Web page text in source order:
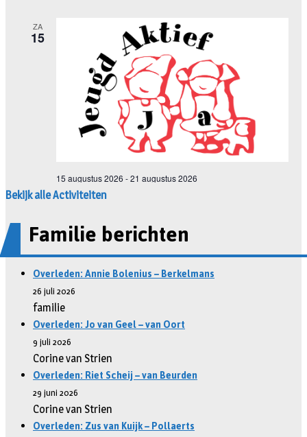
Bekijk alle Activiteiten
Familie berichten
Overleden: Annie Bolenius – Berkelmans
26 juli 2026
familie
Overleden: Jo van Geel – van Oort
9 juli 2026
Corine van Strien
Overleden: Riet Scheij – van Beurden
29 juni 2026
Corine van Strien
Overleden: Zus van Kuijk – Pollaerts